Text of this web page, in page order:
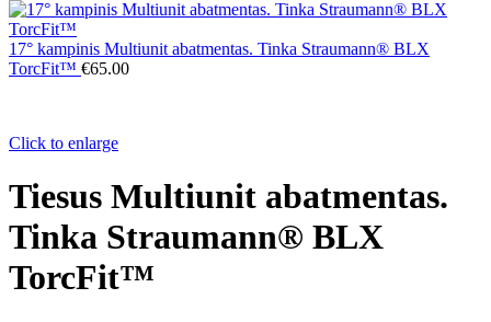
17° kampinis Multiunit abatmentas. Tinka Straumann® BLX
TorcFit™ €65.00
Click to enlarge
Tiesus Multiunit abatmentas.
Tinka Straumann® BLX
TorcFit™